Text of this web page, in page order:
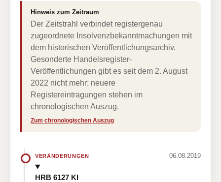
Hinweis zum Zeitraum
Der Zeitstrahl verbindet registergenau
zugeordnete Insolvenzbekanntmachungen mit
dem historischen Veröffentlichungsarchiv.
Gesonderte Handelsregister-
Veröffentlichungen gibt es seit dem 2. August
2022 nicht mehr; neuere
Registereintragungen stehen im
chronologischen Auszug.
Zum chronologischen Auszug
VERÄNDERUNGEN 06.08.2019
HRB 6127 KI